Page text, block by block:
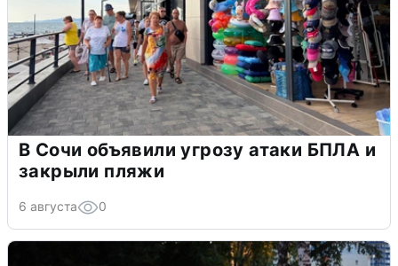
В Сочи объявили угрозу атаки БПЛА и
закрыли пляжи
6 августа 0